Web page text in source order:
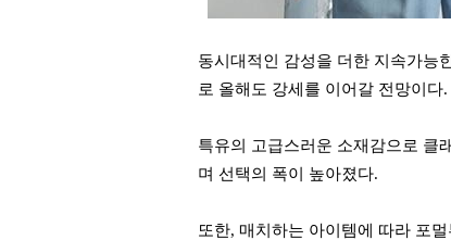
동시대적인 감성을 더한 지속가능
로 올해도 강세를 이어갈 전망이다.
특유의 고급스러운 소재감으로 클
며 선택의 폭이 높아졌다.
또한, 매치하는 아이템에 따라 포